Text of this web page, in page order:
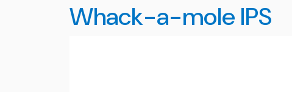
Whack-a-mole IPS